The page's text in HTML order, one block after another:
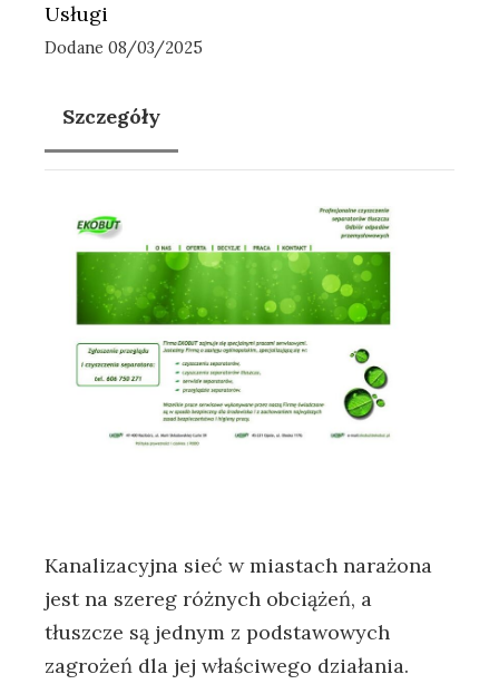
Usługi
Dodane 08/03/2025
Szczegóły
Kanalizacyjna sieć w miastach narażona
jest na szereg różnych obciążeń, a
tłuszcze są jednym z podstawowych
zagrożeń dla jej właściwego działania.